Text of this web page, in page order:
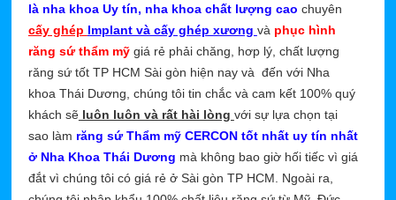
là nha khoa Uy tín, nha khoa chất lượng cao chuyên
cấy ghép Implant và cấy ghép xương và phục hình
răng sứ thẩm mỹgiá rẻ phải chăng, hơp lý, chất lượng
răng sứ tốt TP HCM Sài gòn hiện nay và đến với Nha
khoa Thái Dương, chúng tôi tin chắc và cam kết 100% quý
khách sẽluôn luôn và rất hài lòng với sự lựa chọn tại
sao làm răng sứ Thẩm mỹ CERCON tốt nhất uy tín nhất
ở Nha Khoa Thái Dương mà không bao giờ hối tiếc vì giá
đắt vì chúng tôi có giá rẻ ở Sài gòn TP HCM. Ngoài ra,